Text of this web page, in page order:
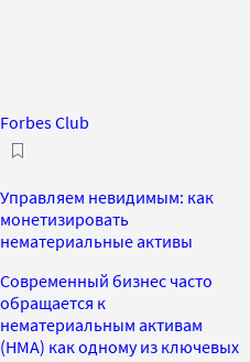
Forbes Club
Управляем невидимым: как
монетизировать
нематериальные активы
Современный бизнес часто
обращается к
нематериальным активам
(НМА) как одному из ключевых